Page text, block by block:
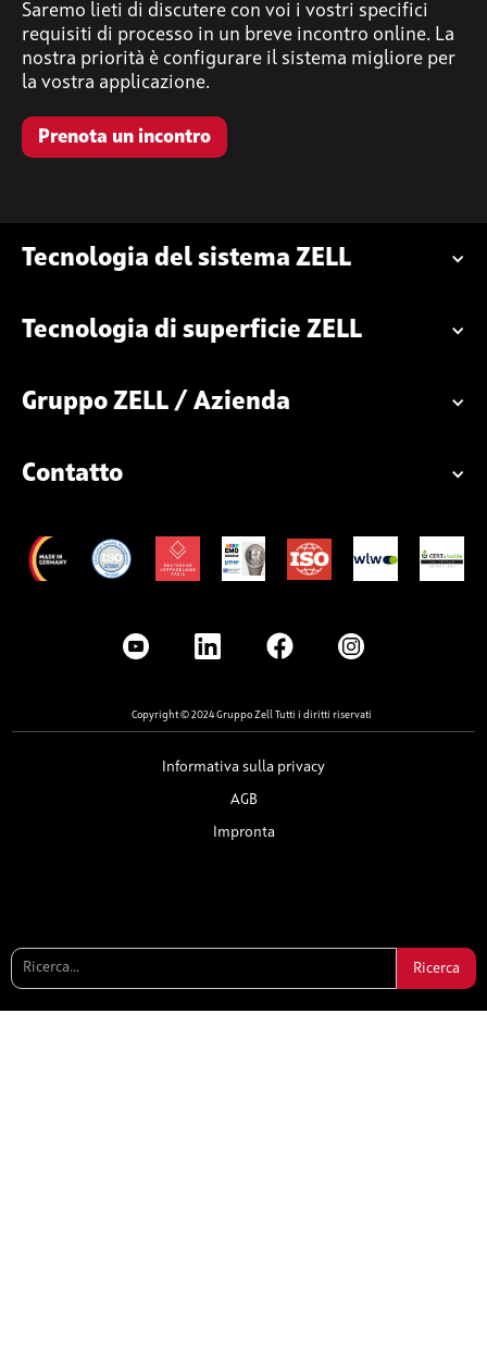
Saremo lieti di discutere con voi i vostri specifici
requisiti di processo in un breve incontro online. La
nostra priorità è configurare il sistema migliore per
la vostra applicazione.
Prenota un incontro
Tecnologia del sistema ZELL
Tecnologia di superficie ZELL
Gruppo ZELL / Azienda
Contatto
Copyright © 2024 Gruppo Zell Tutti i diritti riservati
Informativa sulla privacy
AGB
Impronta